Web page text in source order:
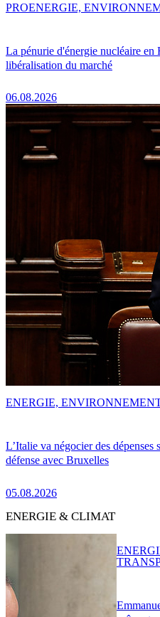
La pénurie d'énergie nucléaire
libéralisation du marché
06.08.2026
PROENERGIE,
L’Italie va négocier des dépenses
défense avec Bruxelles
05.08.2026
ENERGIE,
ENERGIE & CLIMAT